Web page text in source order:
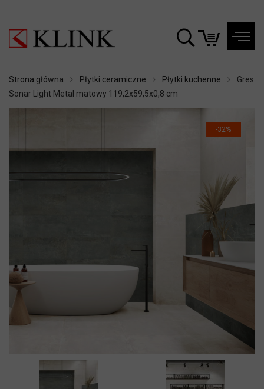
Strona główna Płytki ceramiczne Płytki kuchenne
Gres
Sonar Light Metal matowy 119,2x59,5x0,8 cm
-32%